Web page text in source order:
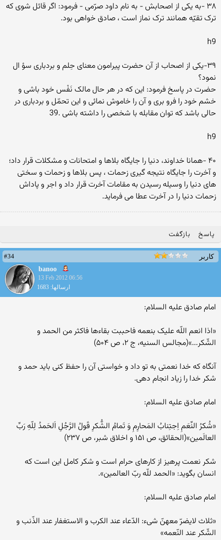
۳۸ -به یکى از اصحابش - به نام داود صرّمى - فرمود: اگر قائل شوى که
ترک تقیّه همانند ترک نماز است ، صادق خواهى بود.
h9
۳۹-یکى از اصحاب از آن حضرت پیرامون معناى حِلم و بردبارى سؤ ال
نمود؟
حضرت در پاسخ فرمود: این که در هر حال مالک نَفْس خود باشى و
خشم خود را فرو برى و آن را خاموش نمائى و این تحمّل و بردبارى در
حالى باشد که توان مقابله با شخصى را داشته باشى .39
h9
۴۰ -همانا خداوند، دنیا را جایگاه بلاها و امتحانات و مشکلات قرار داد؛
و آخرت را جایگاه نتیجه گیرى زحمات ، پس بلاها و زحمات و سختى
هاى دنیا را وسیله رسیدن به مقامات آخرت قرار داد و اجر و پاداش
زحمات دنیا را در آخرت عطا مى فرماید.
پاسخ بازگفت
کاربر
#34
banoo
13 Feb 2012 06:56
ارسالها: 1683
امام صادق علیه السلام:
«اذا انعم اللّه علیک بنعمه فاحببت بقاءها فاکثر من الحمد و
الشّکر...»(مجالس السنیه، ج ۲، ص ۵۰۴)
آنگاه که خدا نعمتی به تو داد و خواستی آن را حفظ کنی باید حمد و
شکر خدا را زیاد انجام دهی.
امام صادق علیه السلام:
«شُکرُ النِّعَمِ اِجتِنابُ المَحارِمِ وَ تَمامُ الشُّکرِ قَولُ الرَّجُلِ اَلحَمدُ لِلّهِ رَبِّ
العالَمین»(الحقائق، ص ۱۵۱ و اخلاق شبر، ص ۲۳۷)
شکر نعمت پرهیز از کارهای حرام است و شکر کامل این است که
انسان بگوید: «الحمد للّه ربّ العالمین».
امام صادق علیه السلام:
«ثلاث لایضرّ معهنّ شی‏ء: الدّعاء عند الکرب و الاستغفار عند الذّنب و
الشّکر عند النّعمه»